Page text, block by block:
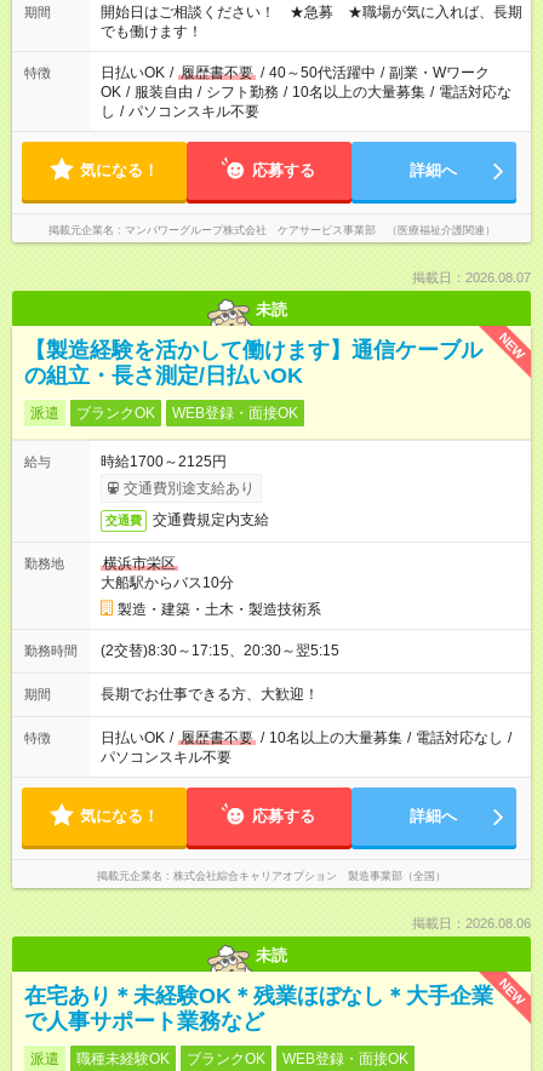
ん ※法令に基づき、週20時間以上勤務は社会保険への加入対象
となります ※労働者派遣法（日雇い派遣の原則禁止）により、
短時間・短期間の就業はご案内が難しい場合があります
期間
開始日はご相談ください！ ★急募 ★職場が気に入れば、長期
でも働けます！
特徴 日払いOK / 履歴書不要 / 40～50代活躍中 / 副業・Wワーク
OK / 服装自由 / シフト勤務 / 10名以上の大量募集 / 電話対応な
し / パソコンスキル不要
気になる！ 応募する 詳細へ
掲載元企業名 マンパワーグループ株式会社 ケアサービス事業部 （医療福祉介護関連）
掲載日：2026.08.07
未読
NEW
【製造経験を活かして働けます】通信ケーブル
の組立・長さ測定/日払いOK
派遣 ブランクOK WEB登録・面接OK
給与
時給1700～2125円
交通費別途支給あり
交通費 交通費規定内支給
勤務地
横浜市栄区
大船駅からバス10分
製造・建築・土木・製造技術系
勤務時間 (2交替)8:30～17:15、20:30～翌5:15
期間 長期でお仕事できる方、大歓迎！
特徴 日払いOK / 履歴書不要 / 10名以上の大量募集 / 電話対応なし /
パソコンスキル不要
気になる！ 応募する 詳細へ
掲載元企業名 株式会社綜合キャリアオプション 製造事業部（全国）
掲載日：2026.08.06
未読
NEW
在宅あり＊未経験OK＊残業ほぼなし＊大手企業
で人事サポート業務など
派遣 職種未経験OK ブランクOK WEB登録・面接OK